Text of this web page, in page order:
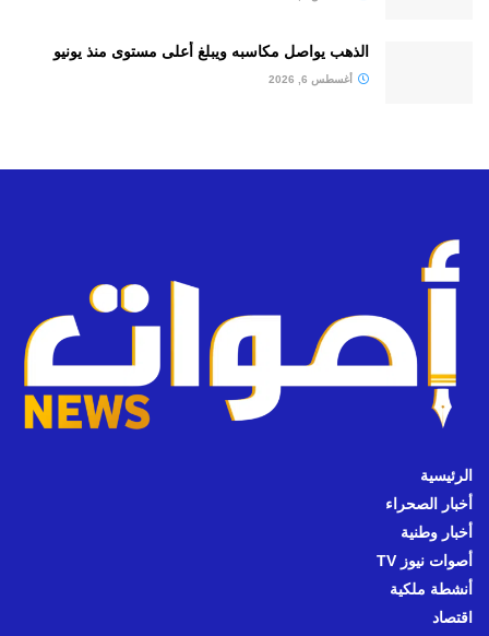
الذهب يواصل مكاسبه ويبلغ أعلى مستوى منذ يونيو
أغسطس 6, 2026
الرئيسية
أخبار الصحراء
أخبار وطنية
أصوات نيوز TV
أنشطة ملكية
اقتصاد